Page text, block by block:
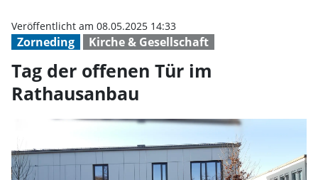
Zorneding Kirche & Gesellschaft
Veröffentlicht am 08.05.2025 14:33
Tag der offenen Tür im
Rathausanbau